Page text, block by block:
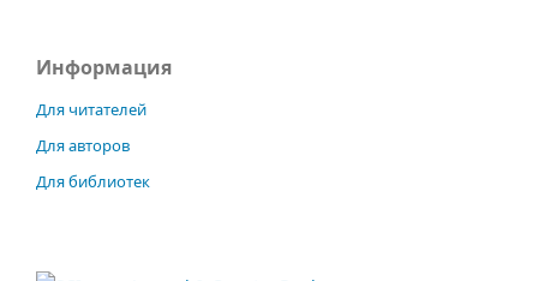
Информация
Для читателей
Для авторов
Для библиотек